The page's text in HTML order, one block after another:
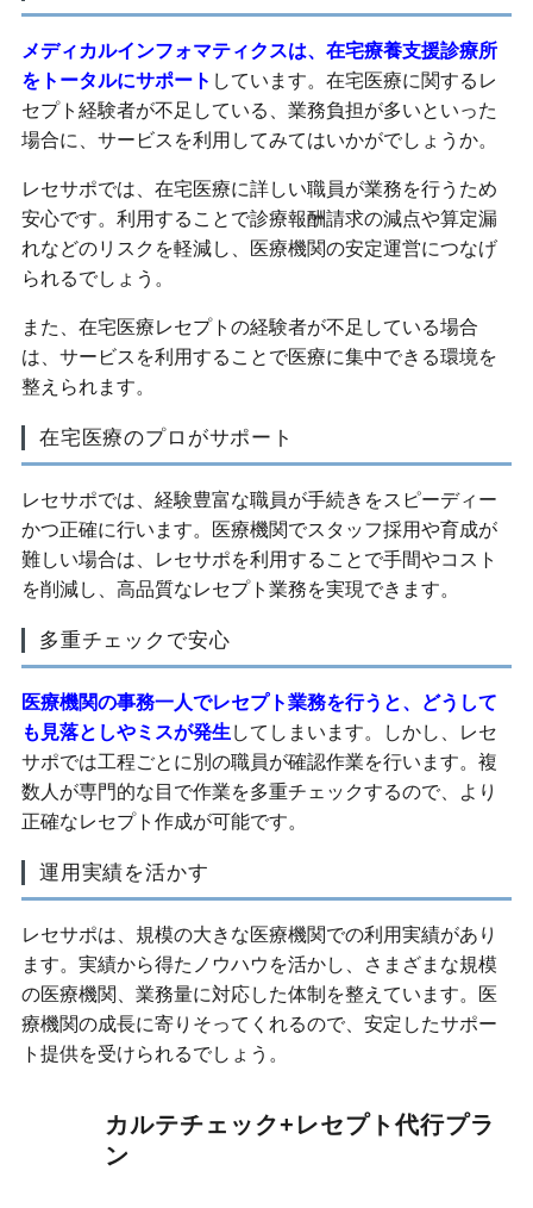
メディカルインフォマティクスは、在宅療養支援診療所
をトータルにサポート しています。在宅医療に関するレ
セプト経験者が不足している、業務負担が多いといった
場合に、サービスを利用してみてはいかがでしょうか。
レセサポでは、在宅医療に詳しい職員が業務を行うため
安心です。利用することで診療報酬請求の減点や算定漏
れなどのリスクを軽減し、医療機関の安定運営につなげ
られるでしょう。
また、在宅医療レセプトの経験者が不足している場合
は、サービスを利用することで医療に集中できる環境を
整えられます。
在宅医療のプロがサポート
レセサポでは、経験豊富な職員が手続きをスピーディー
かつ正確に行います。医療機関でスタッフ採用や育成が
難しい場合は、レセサポを利用することで手間やコスト
を削減し、高品質なレセプト業務を実現できます。
多重チェックで安心
医療機関の事務一人でレセプト業務を行うと、どうして
も見落としやミスが発生 してしまいます。しかし、レセ
サポでは工程ごとに別の職員が確認作業を行います。複
数人が専門的な目で作業を多重チェックするので、より
正確なレセプト作成が可能です。
運用実績を活かす
レセサポは、規模の大きな医療機関での利用実績があり
ます。実績から得たノウハウを活かし、さまざまな規模
の医療機関、業務量に対応した体制を整えています。医
療機関の成長に寄りそってくれるので、安定したサポー
ト提供を受けられるでしょう。
カルテチェック+レセプト代行プラ
ン